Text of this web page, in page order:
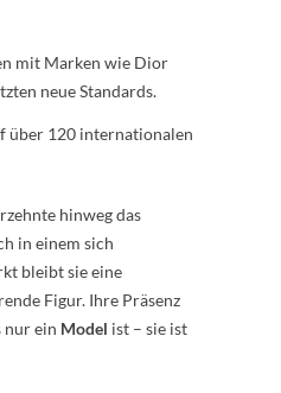
mit Marken wie Dior
neue Standards.
über 120 internationalen
hinweg das
in einem sich
bleibt sie eine
Figur. Ihre Präsenz
nur ein Model ist – sie ist